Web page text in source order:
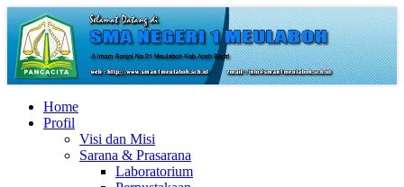
Home
Profil
Visi dan Misi
Sarana & Prasarana
Laboratorium